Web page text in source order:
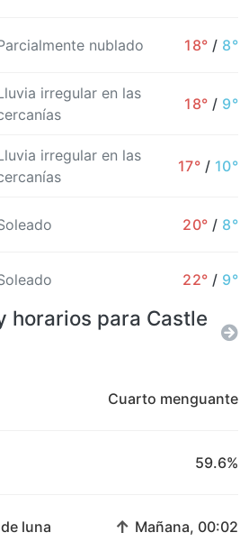
nublado 18° / 8°
irregular en las
18° / 9°
irregular en las
17° / 10°
20° / 8°
22° / 9°
horarios para Castle
Cuarto menguante
59.6%
luna ↑ Mañana, 00:02